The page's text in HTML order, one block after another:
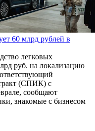
60 млрд рублей в
легковых
руб. на локализацию
(СПИК) с
сообщают
знакомые с бизнесом